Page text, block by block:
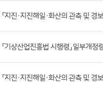
등
록
조
「지진·지진해일·화산의 관측 및 경
「기상산업진흥법 시행령」 일부개정
「지진·지진해일·화산의 관측 및 경